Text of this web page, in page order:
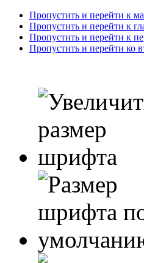
Пропустить и перейти к
Пропустить и перейти к
Пропустить и перейти к
Пропустить и перейти ко